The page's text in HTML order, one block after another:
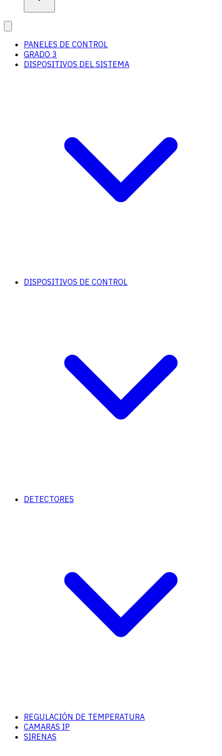
PANELES DE CONTROL
GRADO 3
DISPOSITIVOS DEL SISTEMA
DISPOSITIVOS DE CONTROL
DETECTORES
REGULACIÓN DE TEMPERATURA
CAMARAS IP
SIRENAS